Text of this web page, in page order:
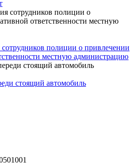
полиции о привлечении
местную администрацию
стоящий автомобиль